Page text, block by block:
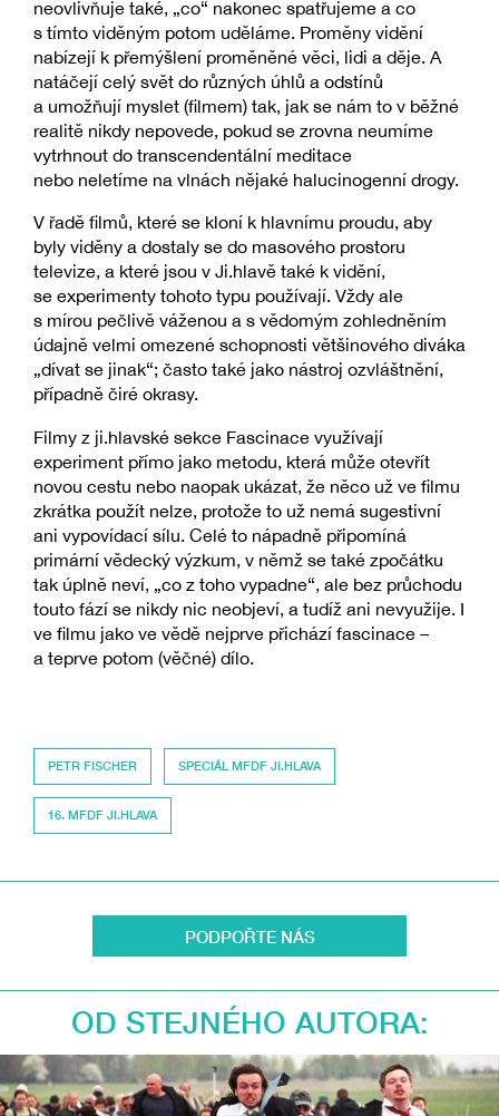
neovlivňuje také, „co“ nakonec spatřujeme a co
s tímto viděným potom uděláme. Proměny vidění
nabízejí k přemýšlení proměněné věci, lidi a děje. A
natáčejí celý svět do různých úhlů a odstínů
a umožňují myslet (filmem) tak, jak se nám to v běžné
realitě nikdy nepovede, pokud se zrovna neumíme
vytrhnout do transcendentální meditace
nebo neletíme na vlnách nějaké halucinogenní drogy.
V řadě filmů, které se kloní k hlavnímu proudu, aby
byly viděny a dostaly se do masového prostoru
televize, a které jsou v Ji.hlavě také k vidění,
se experimenty tohoto typu používají. Vždy ale
s mírou pečlivě váženou a s vědomým zohledněním
údajně velmi omezené schopnosti většinového diváka
„dívat se jinak“; často také jako nástroj ozvláštnění,
případně čiré okrasy.
Filmy z ji.hlavské sekce Fascinace využívají
experiment přímo jako metodu, která může otevřít
novou cestu nebo naopak ukázat, že něco už ve filmu
zkrátka použít nelze, protože to už nemá sugestivní
ani vypovídací sílu. Celé to nápadně připomíná
primární vědecký výzkum, v němž se také zpočátku
tak úplně neví, „co z toho vypadne“, ale bez průchodu
touto fází se nikdy nic neobjeví, a tudíž ani nevyužije. I
ve filmu jako ve vědě nejprve přichází fascinace –
a teprve potom (věčné) dílo.
PETR FISCHER SPECIÁL MFDF JI.HLAVA
16. MFDF JI.HLAVA
PODPOŘTE NÁS
OD STEJNÉHO AUTORA: